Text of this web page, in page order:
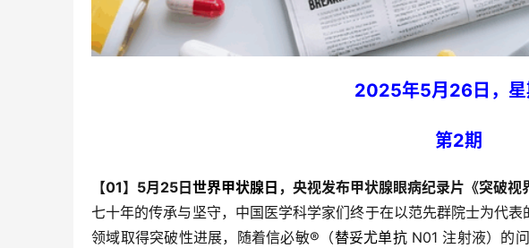
2025年5月26日，星
第2期
【01】5月25日 世界甲状腺日 ，央视发布甲状腺眼病纪录片《突破视
七十年的传承与坚守，中国医学科学家们终于在以范先群院士为代表
领域取得突破性进展，随着信必敏®️（替妥尤单抗N01 注射液）的